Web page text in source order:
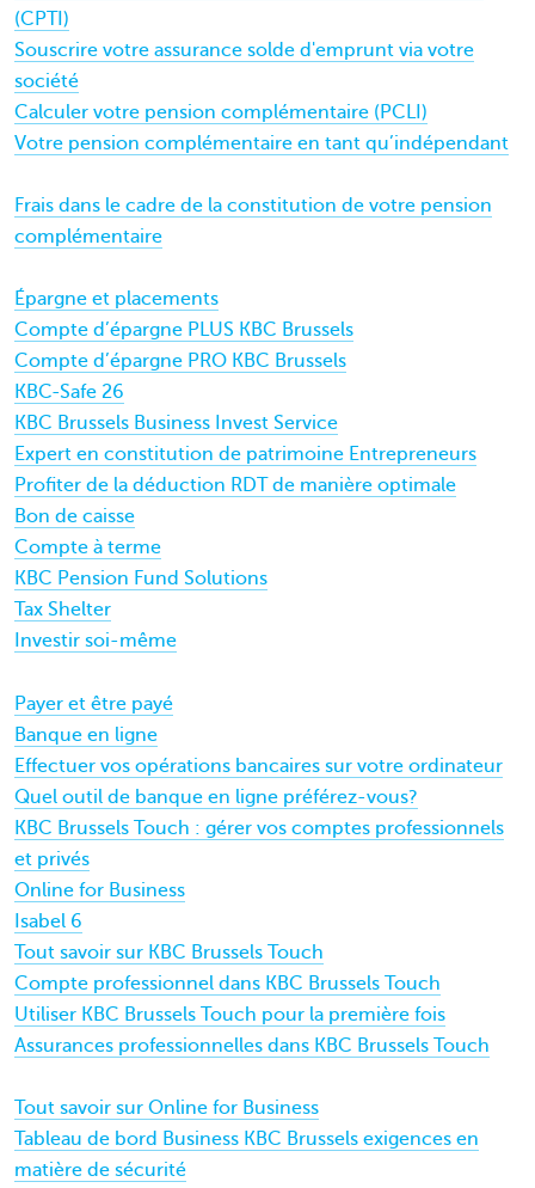
(CPTI)
Souscrire votre assurance solde d'emprunt via votre
société
Calculer votre pension complémentaire (PCLI)
Votre pension complémentaire en tant qu’indépendant
Frais dans le cadre de la constitution de votre pension
complémentaire
Épargne et placements
Compte d’épargne PLUS KBC Brussels
Compte d’épargne PRO KBC Brussels
KBC-Safe 26
KBC Brussels Business Invest Service
Expert en constitution de patrimoine Entrepreneurs
Profiter de la déduction RDT de manière optimale
Bon de caisse
Compte à terme
KBC Pension Fund Solutions
Tax Shelter
Investir soi-même
Payer et être payé
Banque en ligne
Effectuer vos opérations bancaires sur votre ordinateur
Quel outil de banque en ligne préférez-vous?
KBC Brussels Touch : gérer vos comptes professionnels
et privés
Online for Business
Isabel 6
Tout savoir sur KBC Brussels Touch
Compte professionnel dans KBC Brussels Touch
Utiliser KBC Brussels Touch pour la première fois
Assurances professionnelles dans KBC Brussels Touch
Tout savoir sur Online for Business
Tableau de bord Business KBC Brussels exigences en
matière de sécurité